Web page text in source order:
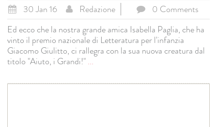
30 Jan 16 Redazione
0 Comments
Ed ecco che la nostra grande amica Isabella Paglia, che ha
vinto il premio nazionale di Letteratura per l'infanzia
Giacomo Giulitto, ci rallegra con la sua nuova creatura dal
titolo "Aiuto, i Grandi!"...